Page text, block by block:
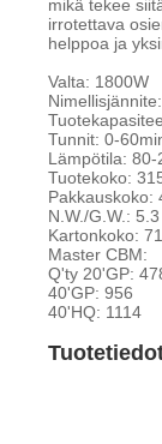
mikä tekee
irrotettava
helppoa ja
Valta: 1800W
Tunnit: 0-
Lämpötila: 80-
Tuotekoko:
Pakkauskoko:
N.W./G.W.:
Kartonkoko:
Master CBM:
Q'ty 20'GP:
40'GP: 956
40'HQ: 1114